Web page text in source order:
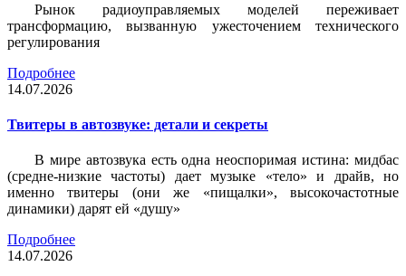
Рынок радиоуправляемых моделей переживает
трансформацию, вызванную ужесточением технического
регулирования
Подробнее
14.07.2026
Твитеры в автозвуке: детали и секреты
В мире автозвука есть одна неоспоримая истина: мидбас
(средне-низкие частоты) дает музыке «тело» и драйв, но
именно твитеры (они же «пищалки», высокочастотные
динамики) дарят ей «душу»
Подробнее
14.07.2026